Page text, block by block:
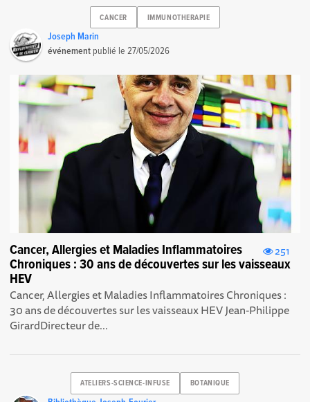
CANCER IMMUNOTHERAPIE
Joseph Marin
événement publié le27/05/2026
251
Cancer, Allergies et Maladies Inflammatoires
Chroniques : 30 ans de découvertes sur les vaisseaux
HEV
Cancer, Allergies et Maladies Inflammatoires Chroniques :
30 ans de découvertes sur les vaisseaux HEV Jean-Philippe
Girard Directeur de...
ATELIERS-SCIENCE-INFUSE BOTANIQUE